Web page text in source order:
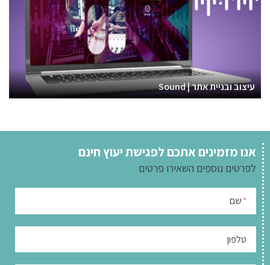
עיצוב ובניית אתר | Sound
אנו מזמינים אתכם לפגישת יעוץ חינם
לפרטים נוספים השאירו פרטים
* שם
טלפון